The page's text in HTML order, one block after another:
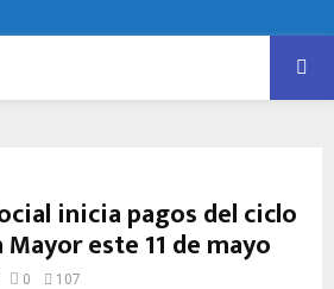
inicia pagos del ciclo
este 11 de mayo
0 107